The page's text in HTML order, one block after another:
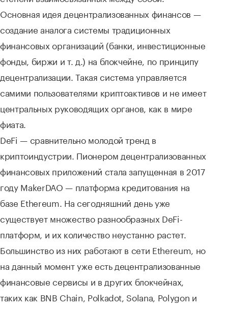
Основная идея децентрализованных финансов —
создание аналога системы традиционных
финансовых организаций (банки, инвестиционные
фонды, биржи и т. д.) на блокчейне, по принципу
децентрализации. Такая система управляется
самими пользователями криптоактивов и не имеет
центральных руководящих органов, как в мире
фиата.
DeFi — сравнительно молодой тренд в
криптоиндустрии. Пионером децентрализованных
финансовых приложений стала запущенная в 2017
году MakerDAO — платформа кредитования на
базе Ethereum. На сегодняшний день уже
существует множество разнообразных DeFi-
платформ, и их количество неустанно растет.
Большинство из них работают в сети Ethereum, но
на данный момент уже есть децентрализованные
финансовые сервисы и в других блокчейнах,
таких как BNB Chain, Polkadot, Solana, Polygon и